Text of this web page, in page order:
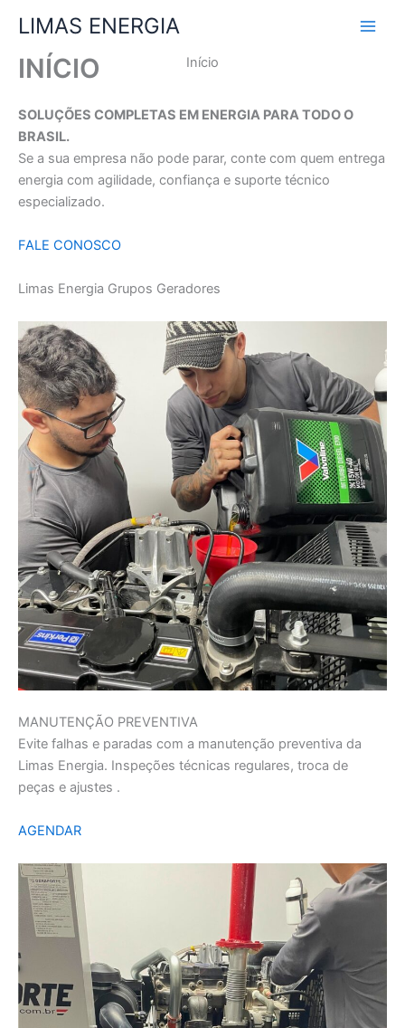
para
conteúdo
LIMAS ENERGIA
Início
INÍCIO
SOLUÇÕES COMPLETAS EM ENERGIA PARA TODO O
BRASIL.
Se a sua empresa não pode parar, conte com quem entrega
energia com agilidade, confiança e suporte técnico
especializado.
FALE CONOSCO
Limas Energia Grupos Geradores
MANUTENÇÃO PREVENTIVA
Evite falhas e paradas com a manutenção preventiva da
Limas Energia. Inspeções técnicas regulares, troca de
peças e ajustes .
AGENDAR